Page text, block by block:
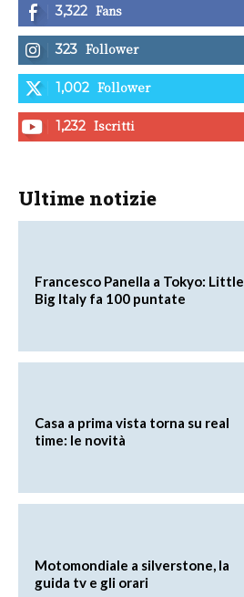
3,322 Fans
323 Follower
1,002 Follower
1,232 Iscritti
Ultime notizie
Francesco Panella a Tokyo: Little
Big Italy fa 100 puntate
Casa a prima vista torna su real
time: le novità
Motomondiale a silverstone, la
guida tv e gli orari